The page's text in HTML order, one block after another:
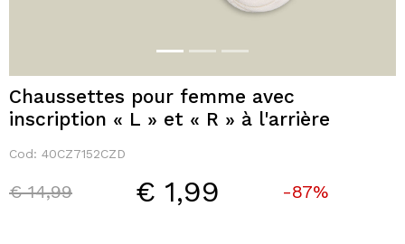
Chaussettes pour femme avec
inscription « L » et « R » à l'arrière
Cod: 40CZ7152CZD
Price reduced from
€ 14,99to € 1,99 -87%